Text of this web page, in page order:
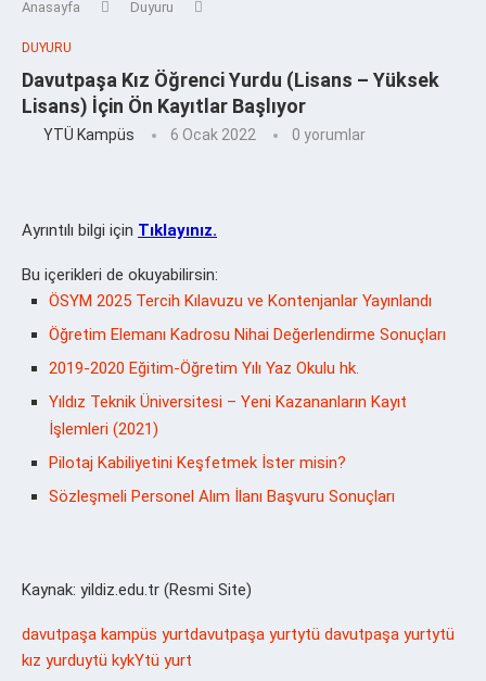
Anasayfa Duyuru
DUYURU
Davutpaşa Kız Öğrenci Yurdu (Lisans – Yüksek
Lisans) İçin Ön Kayıtlar Başlıyor
YTÜ Kampüs 6 Ocak 2022 0 yorumlar
Ayrıntılı bilgi için Tıklayınız.
Bu içerikleri de okuyabilirsin:
ÖSYM 2025 Tercih Kılavuzu ve Kontenjanlar Yayınlandı
Öğretim Elemanı Kadrosu Nihai Değerlendirme Sonuçları
2019-2020 Eğitim-Öğretim Yılı Yaz Okulu hk.
Yıldız Teknik Üniversitesi – Yeni Kazananların Kayıt
İşlemleri (2021)
Pilotaj Kabiliyetini Keşfetmek İster misin?
Sözleşmeli Personel Alım İlanı Başvuru Sonuçları
Kaynak: yildiz.edu.tr (Resmi Site)
davutpaşa kampüs yurtdavutpaşa yurtytü davutpaşa yurtytü
kız yurduytü kykYtü yurt